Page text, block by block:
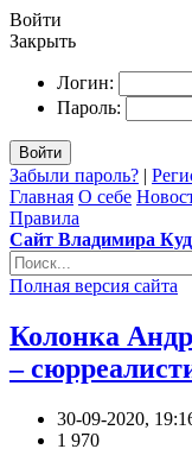
Войти
Закрыть
Логин:
Пароль:
Войти
Забыли пароль? |
Главная О себе
Правила
Сайт Владимира
Полная версия сайта
Колонка
–
30-09-2020,
1 970